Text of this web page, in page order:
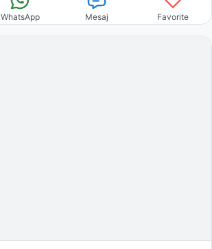
WhatsApp Mesaj Favorite